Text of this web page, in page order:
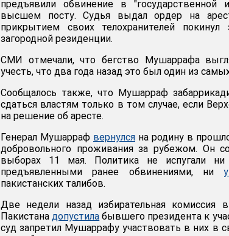
предъявили обвинение в
высшем посту. Судья выдал ордер на
прикрытием своих телохранителей
загородной резиденции.
СМИ отмечали, что бегство Мушаррафа
учесть, что два года назад это был один из
Сообщалось также, что Мушарраф
сдаться властям только в том случае, если
на решение об аресте.
Генерал Мушарраф вернулся на родину в
добровольного проживания за рубежом. Он
выборах 11 мая. Политика не испугали
предъявленными ранее обвинениями, ни
пакистанских талибов.
Две недели назад избирательная комиссия
Пакистанадопустила бывшего президента к
суд запретил Мушаррафу участвовать в них в